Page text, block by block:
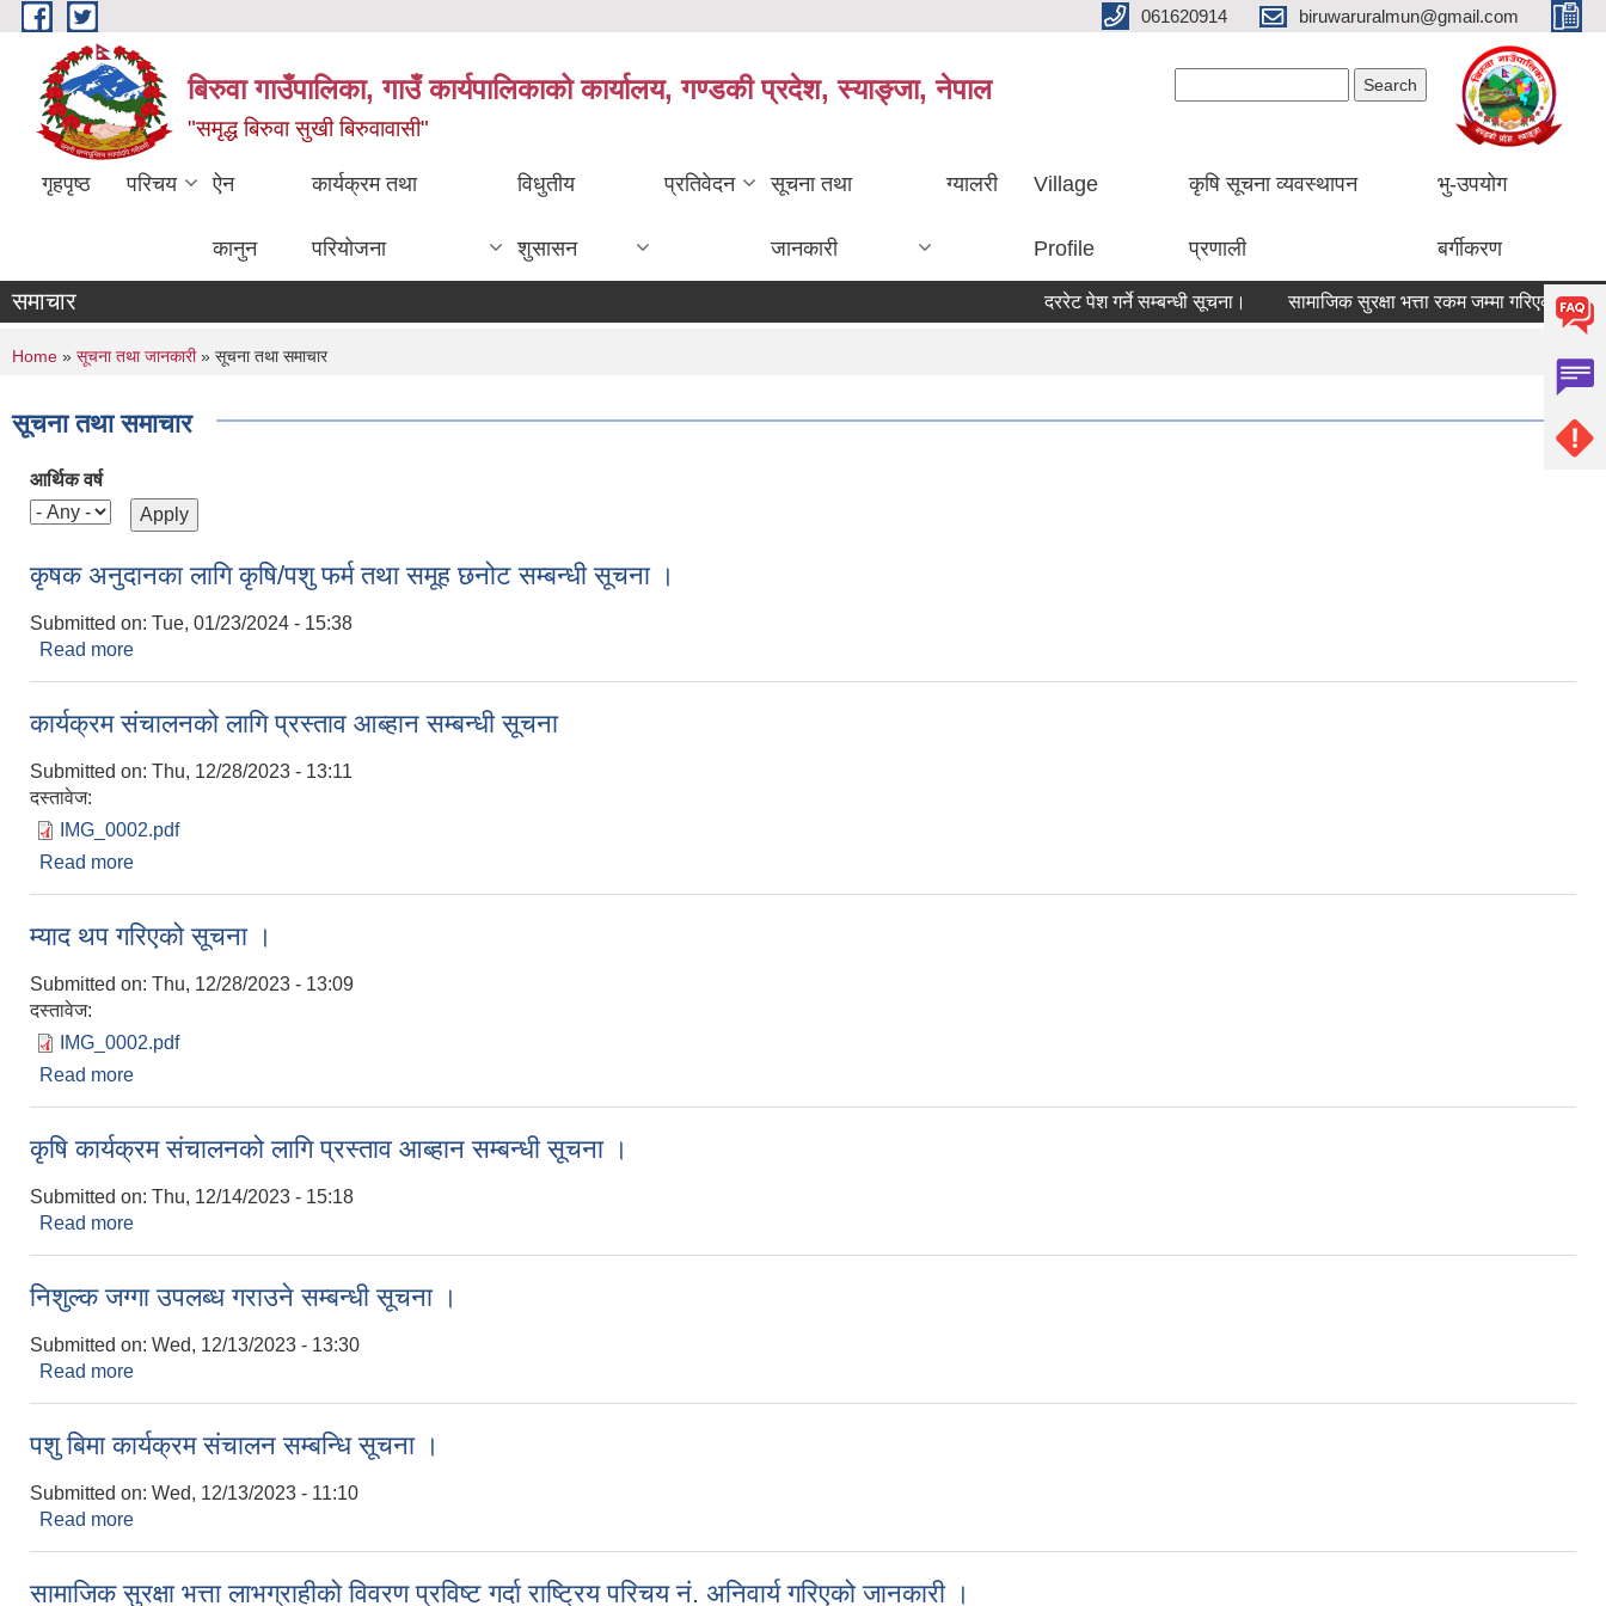
Skip to main content 061620914 biruwaruralmun@gmail.com
बिरुवा गाउँपालिका, गाउँ कार्यपालिकाको कार्यालय, गण्डकी प्रदेश, स्याङ्जा, नेपाल
"समृद्ध बिरुवा सुखी बिरुवावासी"
गृहपृष्ठ परिचय ऐन
कानुन
कार्यक्रम तथा
परियोजना
विधुतीय
शुसासन
प्रतिवेदन सूचना तथा
जानकारी
ग्यालरी Village
Profile
कृषि सूचना व्यवस्थापन
प्रणाली
भु-उपयोग
बर्गीकरण
समाचार दररेट पेश गर्ने सम्बन्धी सूचना। सामाजिक सुरक्षा भत्ता रकम जम्मा गरिएको सम्बन्धी
You are here
Home » सूचना तथा जानकारी» सूचना तथा समाचार
सूचना तथा समाचार
आर्थिक वर्ष
कृषक अनुदानका लागि कृषि/पशु फर्म तथा समूह छनोट सम्बन्धी सूचना ।
Submitted on: Tue, 01/23/2024 - 15:38
Read more
कार्यक्रम संचालनको लागि प्रस्ताव आब्हान सम्बन्धी सूचना
Submitted on: Thu, 12/28/2023 - 13:11
दस्तावेज:
IMG_0002.pdf
Read more
म्याद थप गरिएको सूचना ।
Submitted on: Thu, 12/28/2023 - 13:09
दस्तावेज:
IMG_0002.pdf
Read more
कृषि कार्यक्रम संचालनको लागि प्रस्ताव आब्हान सम्बन्धी सूचना ।
Submitted on: Thu, 12/14/2023 - 15:18
Read more
निशुल्क जग्गा उपलब्ध गराउने सम्बन्धी सूचना ।
Submitted on: Wed, 12/13/2023 - 13:30
Read more
पशु बिमा कार्यक्रम संचालन सम्बन्धि सूचना ।
Submitted on: Wed, 12/13/2023 - 11:10
Read more
सामाजिक सुरक्षा भत्ता लाभग्राहीको विवरण प्रविष्ट गर्दा राष्ट्रिय परिचय नं. अनिवार्य गरिएको जानकारी ।